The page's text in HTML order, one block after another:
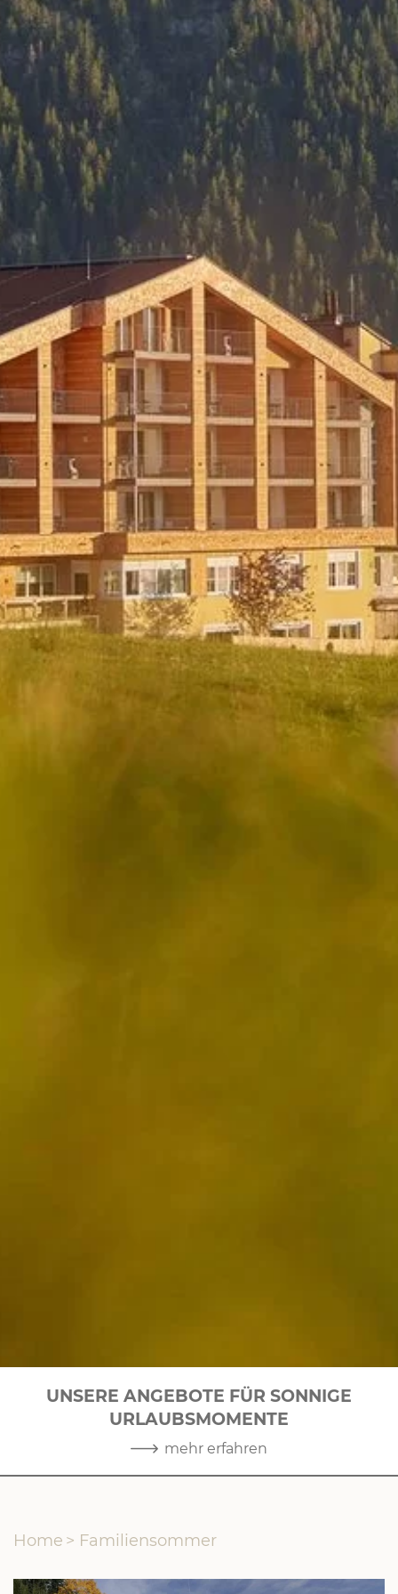
1 |10
UNSERE ANGEBOTE FÜR SONNIGE
URLAUBSMOMENTE
mehr erfahren
Home > Familiensommer